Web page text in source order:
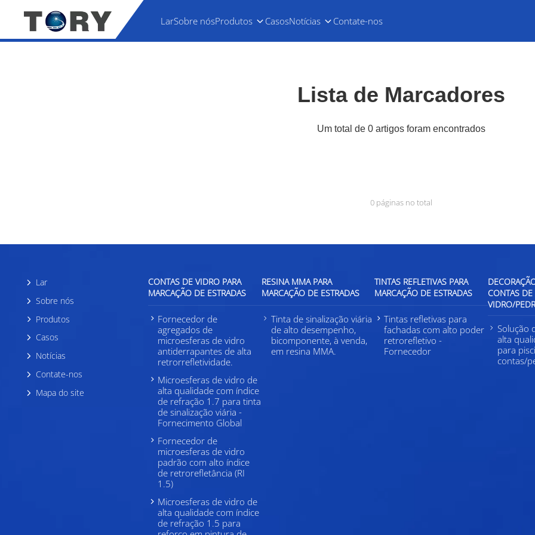
LarSobre nósProdutos CasosNotícias Contate-nos
Lista de Marcadores
Um total de 0 artigos foram encontrados
0 páginas no total
Lar
Sobre nós
Produtos
Casos
Notícias
Contate-nos
Mapa do site
CONTAS DE VIDRO PARA
MARCAÇÃO DE ESTRADAS
Fornecedor de
agregados de
microesferas de vidro
antiderrapantes de alta
retrorrefletividade.
Microesferas de vidro de
alta qualidade com índice
de refração 1.7 para tinta
de sinalização viária -
Fornecimento Global
Fornecedor de
microesferas de vidro
padrão com alto índice
de retrorefletância (RI
1.5)
Microesferas de vidro de
alta qualidade com índice
de refração 1.5 para
RESINA MMA PARA
MARCAÇÃO DE ESTRADAS
Tinta de sinalização viária
de alto desempenho,
bicomponente, à venda,
em resina MMA.
TINTAS REFLETIVAS PARA
MARCAÇÃO DE ESTRADAS
Tintas refletivas para
fachadas com alto poder
retrorefletivo -
Fornecedor
CONTAS DE
VIDRO/
Solução
alta
para
contas/